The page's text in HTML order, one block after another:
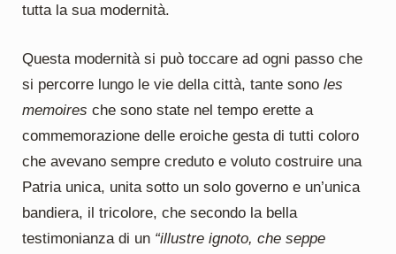
tutta la sua modernità.
Questa modernità si può toccare ad ogni passo che
si percorre lungo le vie della città, tante sono les
memoires che sono state nel tempo erette a
commemorazione delle eroiche gesta di tutti coloro
che avevano sempre creduto e voluto costruire una
Patria unica, unita sotto un solo governo e un’unica
bandiera, il tricolore, che secondo la bella
testimonianza di un “illustre ignoto, che seppe